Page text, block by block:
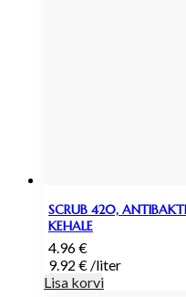
SCRUB 420,
KEHALE
4.96€
9.92 € /liter
Lisa korvi